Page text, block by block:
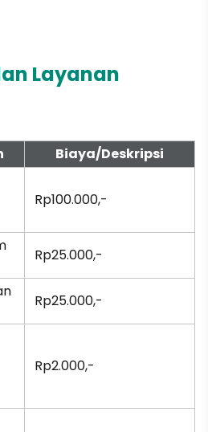
Layanan
Biaya/Deskripsi
Rp100.000,-
Rp25.000,-
Rp25.000,-
Rp2.000,-